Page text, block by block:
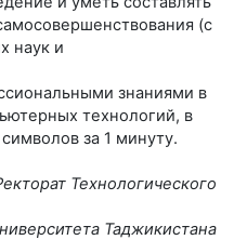
(с
наук и
знаниями в
технологий, в
за 1 минуту.
Технологического
Таджикистана